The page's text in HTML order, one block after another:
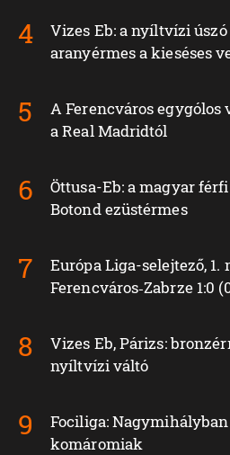
Vizes Eb: a nyíltvízi
aranyérmes a kieséses
A Ferencváros egygólos
a Real Madridtól
Öttusa-Eb: a magyar
Botond ezüstérmes
Európa Liga-selejtező, 1.
Ferencváros‑Zabrze 1:0
Vizes Eb, Párizs:
nyíltvízi váltó
Fociliga:
komáromiak